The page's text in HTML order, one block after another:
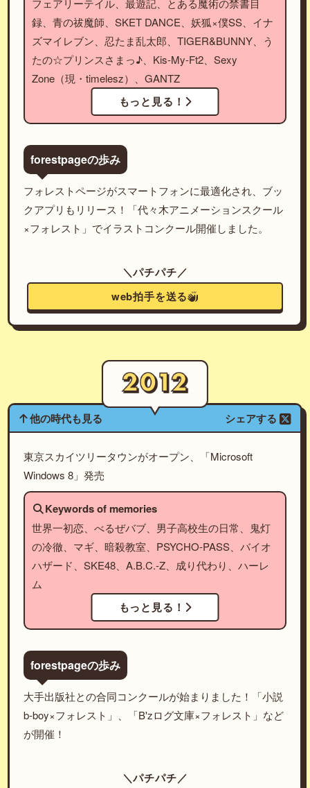
フェアリーテイル、最遊記、とある魔術の禁書目
録、青の祓魔師、SKET DANCE、妖狐×僕SS、イナ
ズマイレブン、忍たま乱太郎、TIGER&BUNNY、う
たの☆プリンスさまっ♪、Kis-My-Ft2、Sexy
Zone（現・timelesz）、GANTZ
もっと見る！
forestpageの歩み
フォレストページがスマートフォンに最適化され、ブッ
クアプリもリリース！「代々木アニメーションスクール
×フォレスト」でイラストコンクール開催しました。
＼パチパチ／
web拍手を送る
他の時代も見る シェアする
東京スカイツリータウンがオープン、「Microsoft
Windows 8」発売
Keywords of memories
世界一初恋、べるぜバブ、男子高校生の日常、鬼灯
の冷徹、マギ、暗殺教室、PSYCHO-PASS、バイオ
ハザード、SKE48、A.B.C.-Z、成り代わり、ハーレ
ム
もっと見る！
forestpageの歩み
大手出版社との合同コンクールが始まりました！「小説
b-boy×フォレスト」、「B'zログ文庫×フォレスト」など
が開催！
＼パチパチ／